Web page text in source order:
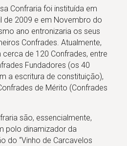
Confraria foi instituída em
de 2009 e em Novembro do
ano entronizaria os seus
Confrades. Atualmente,
cerca de 120 Confrades, entre
Fundadores (os 40
a escritura de constituição),
de Mérito (Confrades
são, essencialmente,
polo dinamizador da
do “Vinho de Carcavelos